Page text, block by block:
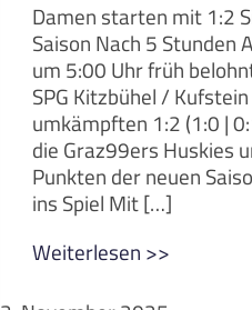
Damen starten mit 1:2
Saison Nach 5 Stunden
um 5:00 Uhr früh
SPG Kitzbühel /
umkämpften 1:2 (1:0 |
die Graz99ers Huskies
Punkten der neuen
ins Spiel Mit […]
Weiterlesen >>